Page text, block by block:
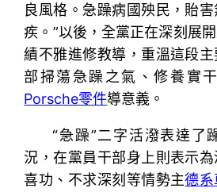
良風格。急躁病國殃民，貽
疾。”以後，全黨正在深刻展
績不雅進修教導，重溫這段
部掃蕩急躁之氣、修養實
Porsche零件導意義。
“急躁”二字活潑表達了
況，在黨員干部身上則表示
喜功、不求深刻等情勢主德